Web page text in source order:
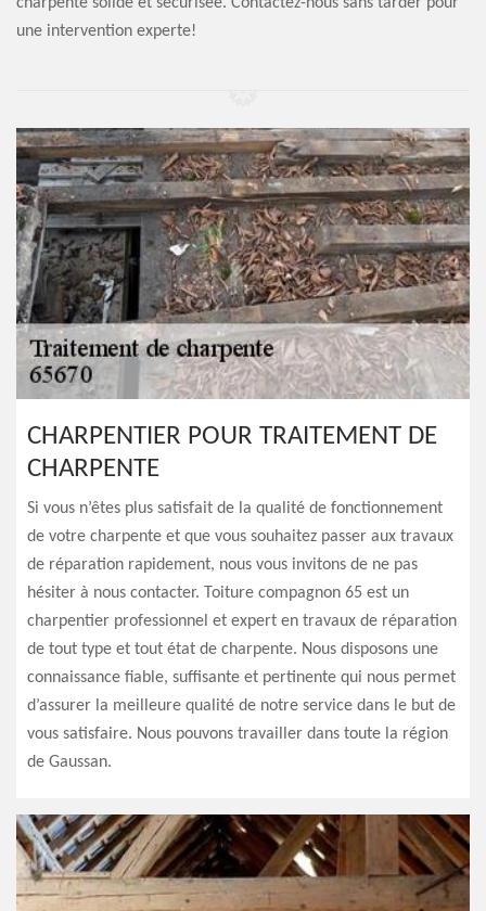
une intervention experte!
CHARPENTIER POUR TRAITEMENT DE
CHARPENTE
Si vous n’êtes plus satisfait de la qualité de fonctionnement
de votre charpente et que vous souhaitez passer aux travaux
de réparation rapidement, nous vous invitons de ne pas
hésiter à nous contacter. Toiture compagnon 65 est un
charpentier professionnel et expert en travaux de réparation
de tout type et tout état de charpente. Nous disposons une
connaissance fiable, suffisante et pertinente qui nous permet
d’assurer la meilleure qualité de notre service dans le but de
vous satisfaire. Nous pouvons travailler dans toute la région
de Gaussan.